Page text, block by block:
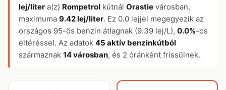
lej/liter a(z) Rompetrol kútnál Orastie városban,
maximuma 9.42 lej/liter. Ez 0.0 lejjel megegyezik az
országos 95-ös benzin átlagnak (9.39 lej/L), 0.0%-os
eltéréssel. Az adatok 45 aktív benzinkútból
származnak 14 városban, és 2 óránként frissülnek.